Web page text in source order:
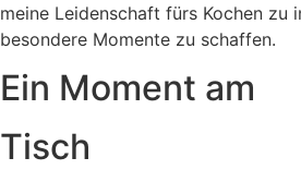
meine Leidenschaft fürs Kochen zu
besondere Momente zu schaffen.
Ein Moment am
Tisch